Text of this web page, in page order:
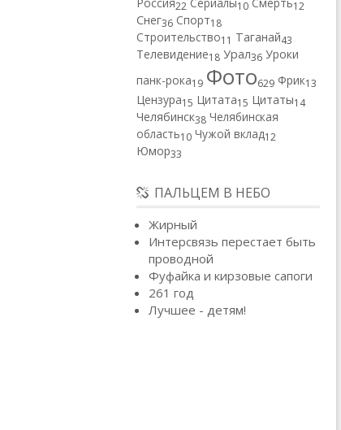
22 10 12
Снег36 Спорт18
Строительство11 Таганай43
Телевидение18 Урал36 Уроки
панк-рока19 Фото629 Фрик13
Цензура15 Цитата15 Цитаты14
Челябинск38 Челябинская
область10 Чужой вклад12
Юмор33
ПАЛЬЦЕМ В НЕБО
Жирный
Интерсвязь перестает быть
проводной
Фуфайка и кирзовые сапоги
261 год
Лучшее - детям!